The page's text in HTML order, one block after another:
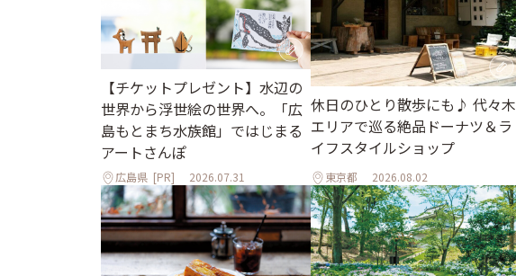
【チケットプレゼント】水辺の
世界から浮世絵の世界へ。「広
島もとまち水族館」ではじまる
アートさんぽ
広島県 [PR] 2026.07.31
休日のひとり散歩にも♪ 代々木
エリアで巡る絶品ドーナツ＆ラ
イフスタイルショップ
東京都 2026.08.02